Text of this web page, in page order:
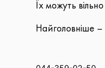
Їх можуть
Найголовніше –